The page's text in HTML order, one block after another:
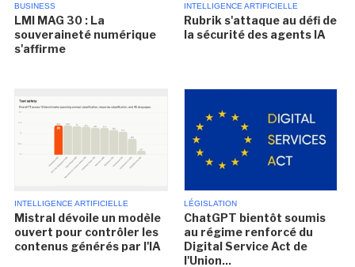
BUSINESS
LMI MAG 30 : La
souveraineté numérique
s'affirme
INTELLIGENCE ARTIFICIELLE
Rubrik s'attaque au défi de
la sécurité des agents IA
INTELLIGENCE ARTIFICIELLE
Mistral dévoile un modèle
ouvert pour contrôler les
contenus générés par l'IA
LÉGISLATION
ChatGPT bientôt soumis
au régime renforcé du
Digital Service Act de
l'Union...